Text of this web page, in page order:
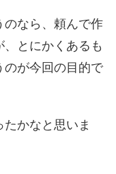
のなら、頼んで作
とにかくあるも
のが今回の目的で
かなと思いま